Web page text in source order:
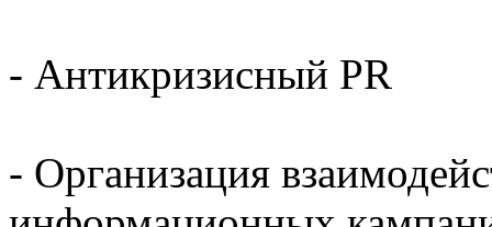
- Антикризисный PR
- Организация